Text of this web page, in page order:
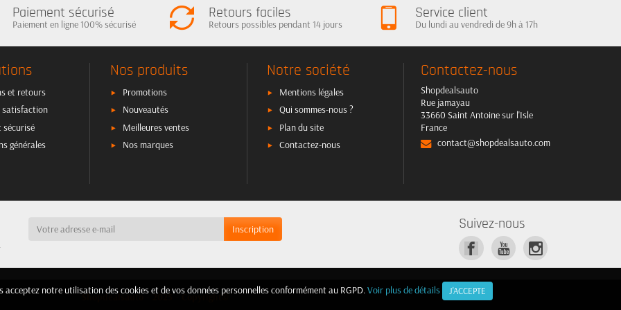
notre utilisation des cookies et de vos données personnelles conformément au RGPD.Voir plus de détails J'ACCEPTE
Paiement sécurisé
Paiement en ligne 100% sécurisé
Retours faciles
Retours possibles pendant 14 jours
Service client
Du lundi au vendredi de 9h à 17h
et retours
satisfaction
sécurisé
générales
Nos produits
Promotions
Nouveautés
Meilleures ventes
Nos marques
Notre société
Mentions légales
Qui sommes-nous ?
Plan du site
Contactez-nous
Contactez-nous
Shopdealsauto
Rue jamayau
33660 Saint Antoine sur l'Isle
France
contact@shopdealsauto.com
notre utilisation des cookies et de vos données personnelles conformément au RGPD.Voir plus de détails J'ACCEPTE
Suivez-nous
Shopdealsauto - 2025 - Copyright©